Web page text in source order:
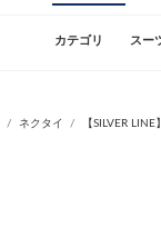
カテゴリ スー
ネクタイ 【SILVER